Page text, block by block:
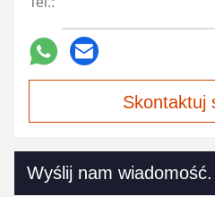
Skontaktuj
Wyślij nam wiadomość.